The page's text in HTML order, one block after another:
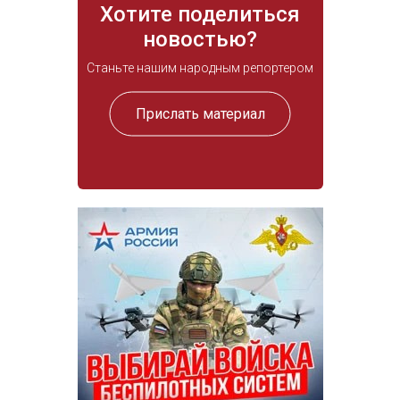
Хотите поделиться
новостью?
Станьте нашим народным репортером
Прислать материал